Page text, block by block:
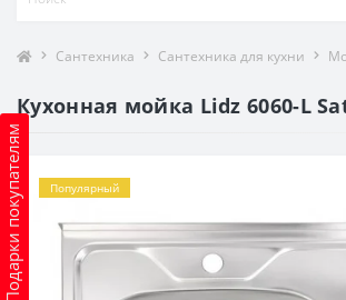
Подарки покупателям
Сантехника Сантехника для кухни
Кухонная мойка Lidz 6060-L
Популярный